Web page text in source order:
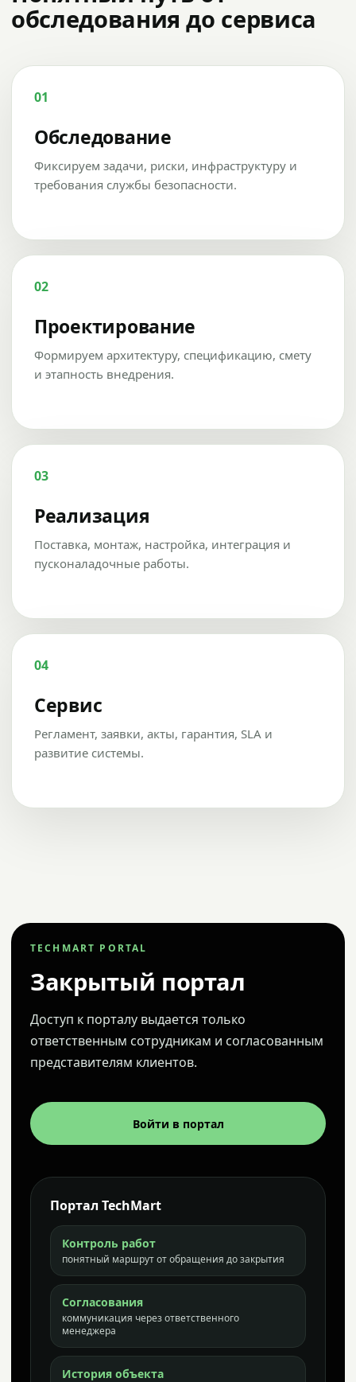
обследования до сервиса
01
Обследование
Фиксируем задачи, риски, инфраструктуру и
требования службы безопасности.
02
Проектирование
Формируем архитектуру, спецификацию, смету
и этапность внедрения.
03
Реализация
Поставка, монтаж, настройка, интеграция и
пусконаладочные работы.
04
Сервис
Регламент, заявки, акты, гарантия, SLA и
развитие системы.
TECHMART PORTAL
Закрытый портал
Доступ к порталу выдается только
ответственным сотрудникам и согласованным
представителям клиентов.
Войти в портал
Портал TechMart
Контроль работ
понятный маршрут от обращения до закрытия
Согласования
коммуникация через ответственного
менеджера
История объекта